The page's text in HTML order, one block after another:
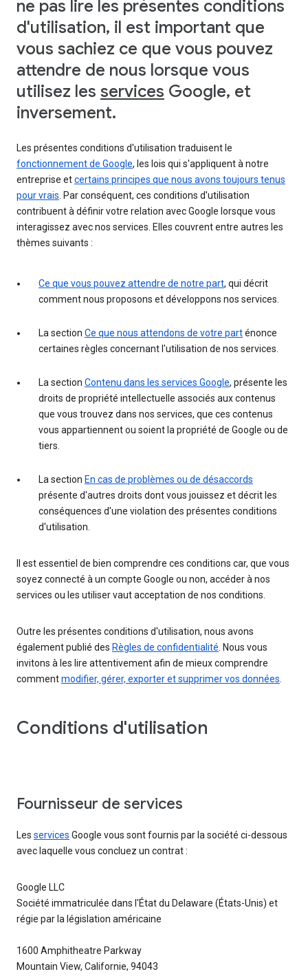
ne pas lire les présentes conditions
d'utilisation, il est important que
vous sachiez ce que vous pouvez
attendre de nous lorsque vous
utilisez les services Google, et
inversement.
Les présentes conditions d'utilisation traduisent le
fonctionnement de Google, les lois qui s'appliquent à notre
entreprise etcertains principes que nous avons toujours tenus
pour vrais . Par conséquent, ces conditions d'utilisation
contribuent à définir votre relation avec Google lorsque vous
interagissez avec nos services. Elles couvrent entre autres les
thèmes suivants :
Ce que vous pouvez attendre de notre part, qui décrit
comment nous proposons et développons nos services.
La section Ce que nous attendons de votre parténonce
certaines règles concernant l'utilisation de nos services.
La section Contenu dans les services Google, présente les
droits de propriété intellectuelle associés aux contenus
que vous trouvez dans nos services, que ces contenus
vous appartiennent ou soient la propriété de Google ou de
tiers.
La section En cas de problèmes ou de désaccords
présente d'autres droits dont vous jouissez et décrit les
conséquences d'une violation des présentes conditions
d'utilisation.
Il est essentiel de bien comprendre ces conditions car, que vous
soyez connecté à un compte Google ou non, accéder à nos
services ou les utiliser vaut acceptation de nos conditions.
Outre les présentes conditions d'utilisation, nous avons
également publié des Règles de confidentialité . Nous vous
invitons à les lire attentivement afin de mieux comprendre
commentmodifier, gérer, exporter et supprimer vos données
Conditions d'utilisation
Fournisseur de services
Les services Google vous sont fournis par la société ci-dessous
avec laquelle vous concluez un contrat :
Google LLC
Société immatriculée dans l'État du Delaware (États-Unis) et
régie par la législation américaine
1600 Amphitheatre Parkway
Mountain View, Californie, 94043